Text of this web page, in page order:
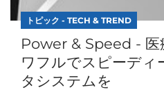
トピック - TECH & TREND
Power & Speed - 医
ワフルでスピーディ
タシステムを